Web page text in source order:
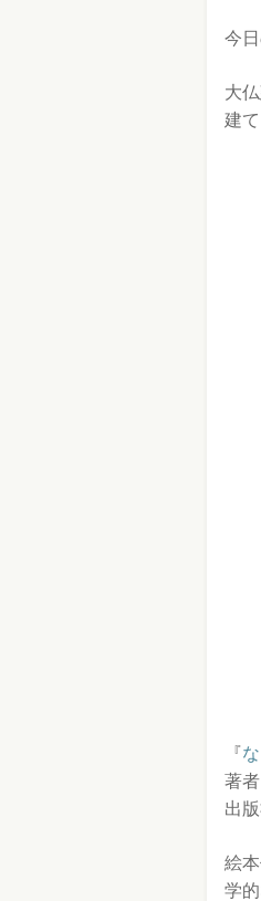
今
大
建
『
著
出
絵
学